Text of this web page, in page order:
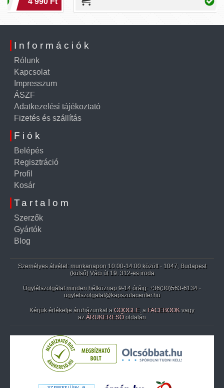
Információk
Rólunk
Kapcsolat
Impresszum
ÁSZF
Adatkezelési tájékoztató
Fizetés és szállítás
Fiók
Belépés
Regisztráció
Profil
Kosár
Tartalom
Szerzők
Gyártók
Blog
Személyes átvétel: munkanapon 10:00-14:00 között · 1047, Budapest
(külső) Váci út 19. 312-es iroda
Ügyfélszolgálat minden hétköznap 9-14 óráig: +36(30)563-6134 ·
ugyfelszolgalat@kapszulacenter.hu
Kérjük értékelje áruházunkat a GOOGLE, a FACEBOOK vagy
az ÁRUKERESŐ oldalán